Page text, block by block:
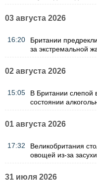
03 августа 2026
16:20
Британии
за экстремальной
02 августа 2026
15:05
В Британии слепой
состоянии
01 августа 2026
17:32
Великобритания
овощей из-за
31 июля 2026